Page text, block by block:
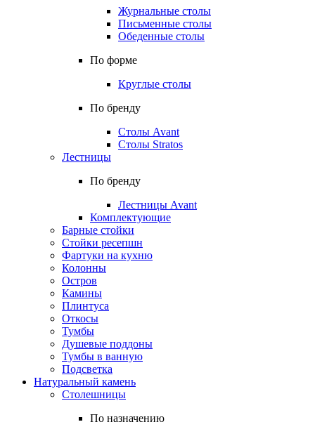
Журнальные столы
Письменные столы
Обеденные столы
По форме
Круглые столы
По бренду
Столы Avant
Столы Stratos
Лестницы
По бренду
Лестницы Avant
Комплектующие
Барные стойки
Стойки ресепшн
Фартуки на кухню
Колонны
Остров
Камины
Плинтуса
Откосы
Тумбы
Душевые поддоны
Тумбы в ванную
Подсветка
Натуральный камень
Столешницы
По назначению